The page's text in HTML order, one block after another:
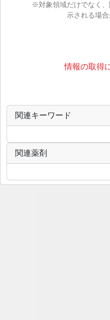
※対象領域だけでなく
示される場合
情報の取得
関連キーワード
関連薬剤